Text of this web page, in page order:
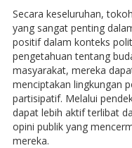
Secara keseluruhan,
yang sangat penting
positif dalam konteks
pengetahuan tentang
masyarakat, mereka
menciptakan lingkungan
partisipatif. Melalui
dapat lebih aktif terlibat
opini publik yang
mereka.